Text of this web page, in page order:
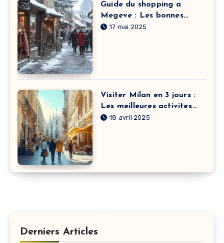
Guide du shopping a
Megeve : Les bonnes
adresses mode pour tous
17 mai 2025
Visiter Milan en 3 jours :
Les meilleures activites
parents-enfants
18 avril 2025
Derniers Articles